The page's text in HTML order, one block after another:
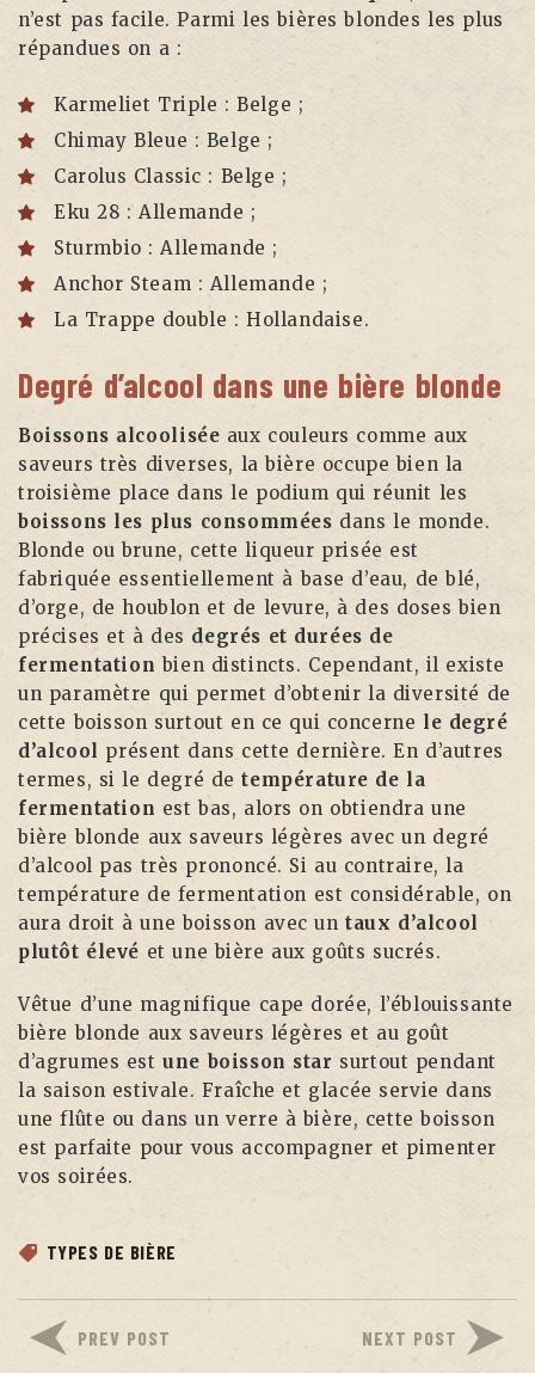
n’est pas facile. Parmi les bières blondes les plus
répandues on a :
Karmeliet Triple : Belge ;
Chimay Bleue : Belge ;
Carolus Classic : Belge ;
Eku 28 : Allemande ;
Sturmbio : Allemande ;
Anchor Steam : Allemande ;
La Trappe double : Hollandaise.
Degré d’alcool dans une bière blonde
Boissons alcoolisée aux couleurs comme aux
saveurs très diverses, la bière occupe bien la
troisième place dans le podium qui réunit les
boissons les plus consomméesdans le monde.
Blonde ou brune, cette liqueur prisée est
fabriquée essentiellement à base d’eau, de blé,
d’orge, de houblon et de levure, à des doses bien
précises et à des degrés et durées de
fermentation bien distincts. Cependant, il existe
un paramètre qui permet d’obtenir la diversité de
cette boisson surtout en ce qui concerne le degré
d’alcool présent dans cette dernière. En d’autres
termes, si le degré detempérature de la
fermentation est bas, alors on obtiendra une
bière blonde aux saveurs légères avec un degré
d’alcool pas très prononcé. Si au contraire, la
température de fermentation est considérable, on
aura droit à une boisson avec untaux d’alcool
plutôt élevé et une bière aux goûts sucrés.
Vêtue d’une magnifique cape dorée, l’éblouissante
bière blonde aux saveurs légères et au goût
d’agrumes estune boisson star surtout pendant
la saison estivale. Fraîche et glacée servie dans
une flûte ou dans un verre à bière, cette boisson
est parfaite pour vous accompagner et pimenter
vos soirées.
TYPES DE BIÈRE
PREV POST NEXT POST